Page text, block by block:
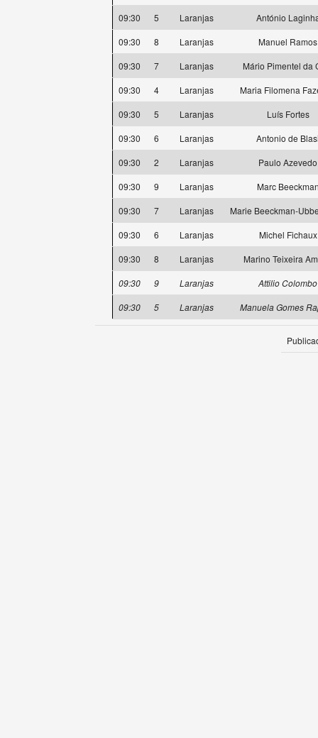
09:30
5 Laranjas
António
09:30
8 Laranjas
Manuel Ramos
09:30
7 Laranjas
Mário Pimentel da
09:30
4 Laranjas
Maria Filomena
09:30
5 Laranjas
Luís Fortes
09:30
6 Laranjas
Antonio de
09:30
2 Laranjas
Paulo Azevedo
09:30
9 Laranjas
Marc
09:30
7 Laranjas
Marie Beeckman-
09:30
6 Laranjas
Michel Fichaux
09:30
8 Laranjas
Marino Teixeira
09:30
9 Laranjas
Attilio Colombo
09:30
5 Laranjas Manuela Gomes